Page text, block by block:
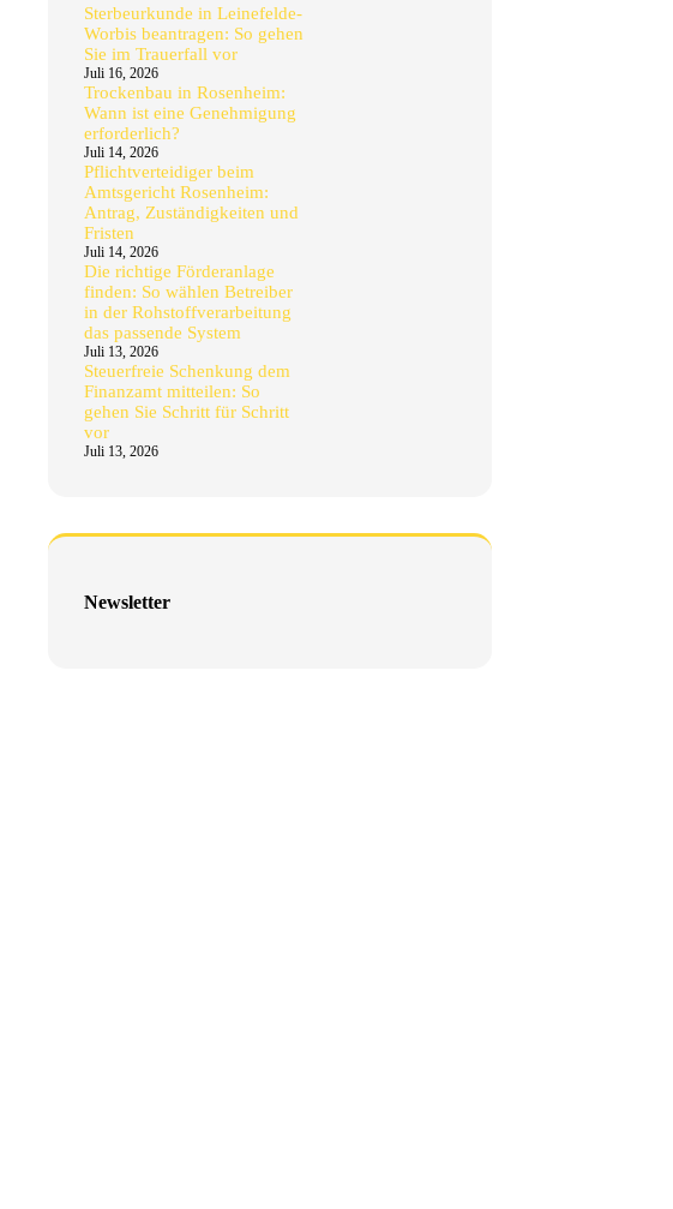
Sterbeurkunde in Leinefelde-
Worbis beantragen: So gehen
Sie im Trauerfall vor
Juli 16, 2026
Trockenbau in Rosenheim:
Wann ist eine Genehmigung
erforderlich?
Juli 14, 2026
Pflichtverteidiger beim
Amtsgericht Rosenheim:
Antrag, Zuständigkeiten und
Fristen
Juli 14, 2026
Die richtige Förderanlage
finden: So wählen Betreiber
in der Rohstoffverarbeitung
das passende System
Juli 13, 2026
Steuerfreie Schenkung dem
Finanzamt mitteilen: So
gehen Sie Schritt für Schritt
vor
Juli 13, 2026
Newsletter